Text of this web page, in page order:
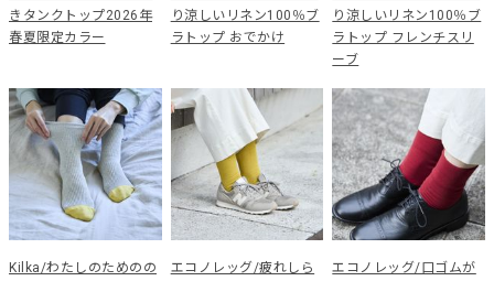
きタンクトップ2026年
春夏限定カラー
り涼しいリネン100％ブ
ラトップ おでかけ
り涼しいリネン100％ブ
ラトップ フレンチスリ
ーブ
Kilka/わたしのためのの
エコノレッグ/疲れしら
エコノレッグ/口ゴムが